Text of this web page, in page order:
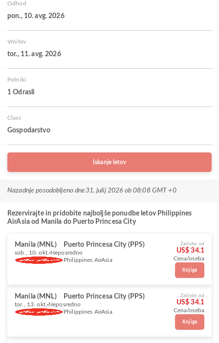
Odhod
pon., 10. avg. 2026
Vrnitev
tor., 11. avg. 2026
Potniki
1 Odrasli
Class
Gospodarstvo
Iskanje letov
Nazadnje posodobljeno dne31. julij 2026 ob 08:08 GMT +0
Rezervirajte in pridobite najboljše ponudbe letov Philippines
AirAsia od Manila do Puerto Princesa City
Manila (MNL) Puerto Princesa City (PPS)
sob., 10. okt. Neposredno
Philippines AirAsia
Začnite od
US$ 34.1
Cena/oseba
Knjiga
Manila (MNL) Puerto Princesa City (PPS)
tor., 13. okt. Neposredno
Philippines AirAsia
Začnite od
US$ 34.1
Cena/oseba
Knjiga